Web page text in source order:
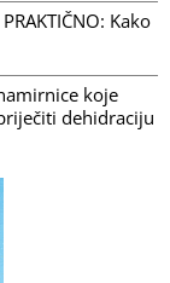
Kako
koje
dehidraciju